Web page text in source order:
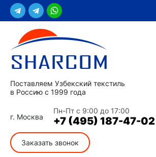
Поставляем Узбекский текстиль
в Россию с 1999 года
г. Москва
Пн-Пт с 9:00 до 17:00
+7 (495) 187-47-02
Заказать звонок